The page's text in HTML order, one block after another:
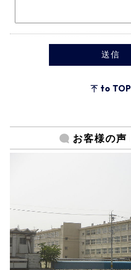
to TOP
お客様の声